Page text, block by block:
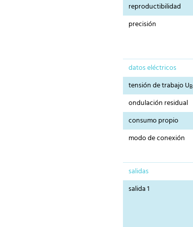
reproductibilidad
precisión
datos eléctricos
tensión de trabajo UB
ondulación residual
consumo propio
modo de conexión
salidas
salida 1